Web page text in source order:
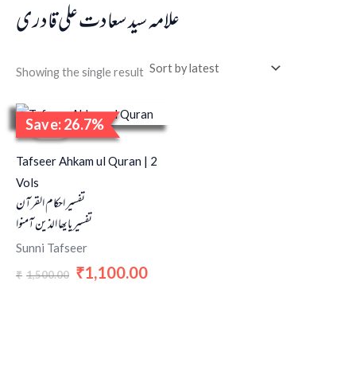
علامہ سید سعادت علی قادری
Showing the single result
Save: 26.7%
Sale!
Tafseer Ahkam ul Quran | 2
Vols
تفسیر احکام القرآن
تفسیر یایھا الذین آمنوا
Sunni Tafseer
₹ 1,500.00
Original
price
was:
₹1,500.00.
₹1,100.00
Current
price
₹1,100.00.